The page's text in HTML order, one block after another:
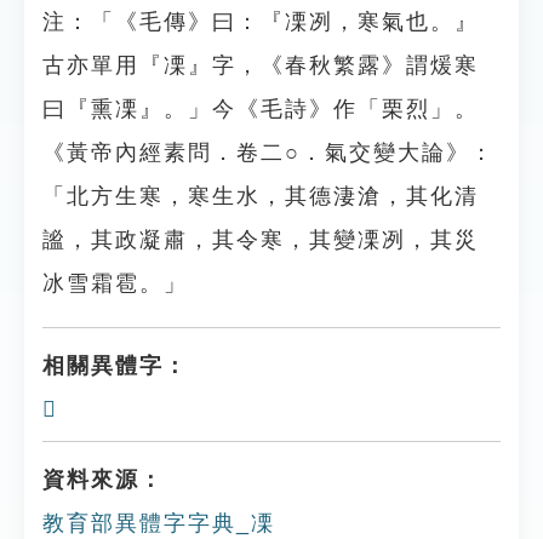
注：「《毛傳》曰：『凓冽，寒氣也。』
古亦單用『凓』字，《春秋繁露》謂煖寒
曰『熏凓』。」今《毛詩》作「栗烈」。
《黃帝內經素問．卷二○．氣交變大論》：
「北方生寒，寒生水，其德淒滄，其化清
謐，其政凝肅，其令寒，其變凓冽，其災
冰雪霜雹。」
相關異體字：
𠘍
資料來源：
教育部異體字字典_凓